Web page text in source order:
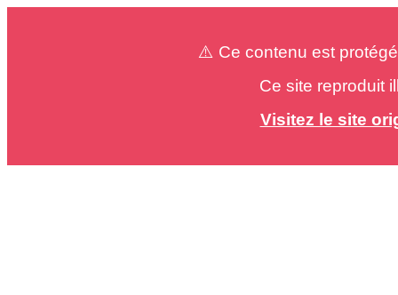
⚠️ Ce contenu est
Ce site reproduit
Visitez le site